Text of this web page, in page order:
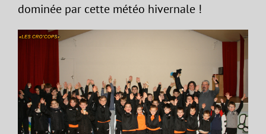
dominée par cette météo hivernale !